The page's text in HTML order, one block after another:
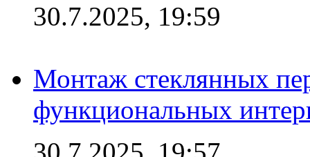
30.7.2025, 19:59
Монтаж стеклянных
функциональных